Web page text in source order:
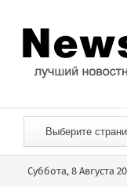
Суббота, 8 Августа